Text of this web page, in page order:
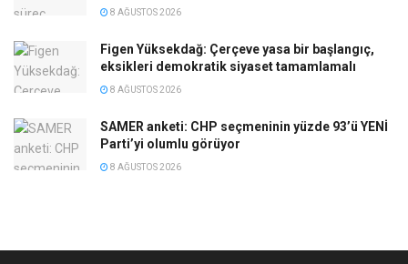
8 AĞUSTOS 2026
Figen Yüksekdağ: Çerçeve yasa bir başlangıç,
eksikleri demokratik siyaset tamamlamalı
8 AĞUSTOS 2026
SAMER anketi: CHP seçmeninin yüzde 93’ü YENİ
Parti’yi olumlu görüyor
8 AĞUSTOS 2026